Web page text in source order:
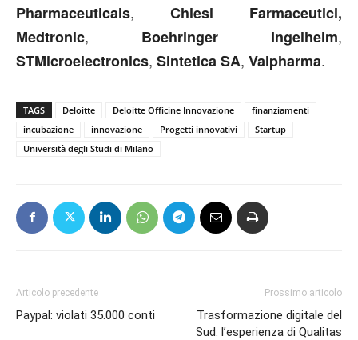
Pharmaceuticals, Chiesi Farmaceutici,
Medtronic, Boehringer Ingelheim,
STMicroelectronics, Sintetica SA, Valpharma.
TAGS Deloitte Deloitte Officine Innovazione
finanziamenti
incubazione
innovazione Progetti innovativi
Startup
Università degli Studi di Milano
Articolo precedente
Paypal: violati 35.000 conti
Prossimo articolo
Trasformazione digitale del
Sud: l’esperienza di Qualitas